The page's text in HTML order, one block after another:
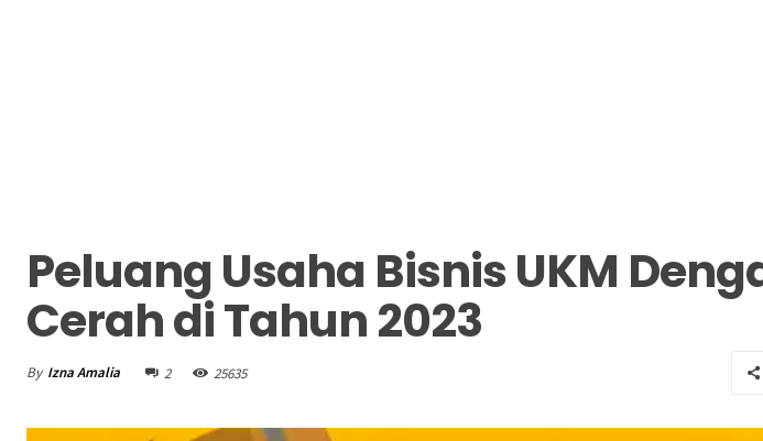
Peluang Usaha Bisnis UKM
Cerah di Tahun 2023
By Izna Amalia 2 25635